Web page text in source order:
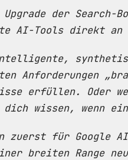
Upgrade der
AI-Tools direkt
Anforderungen
erfüllen. Oder
wissen, wenn
zuerst für Google
breiten Range